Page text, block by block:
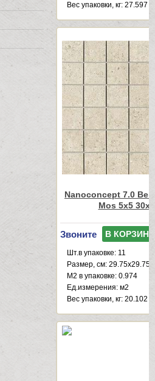
Веc упаковки, кг: 27.597
Nanoconcept 7.0
Mos 5x5
Звоните В КОРЗИНУ
Шт.в упаковке: 11
Размер, см: 29.75x29.75
М2 в упаковке: 0.974
Ед.измерения: м2
Веc упаковки, кг: 20.102